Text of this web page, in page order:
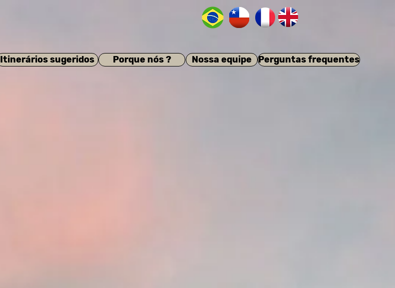
Itinerários sugeridos Porque nós ? Nossa equipe Perguntas frequentes